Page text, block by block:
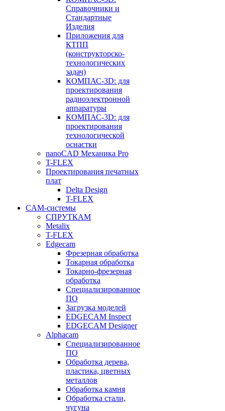
Справочники и
Стандартные
Изделия
Приложения для
КТПП
(конструкторско-
технологических
задач)
КОМПАС-3D: для
проектирования
радиоэлектронной
аппаратуры
КОМПАС-3D: для
проектирования
технологической
оснастки
nanoCAD Механика Pro
T-FLEX
Проектирования печатных
плат
Delta Design
T-FLEX
CAM-системы
СПРУТКAM
Metalix
T-FLEX
Edgecam
Фрезерная обработка
Токарная обработка
Токарно-фрезерная
обработка
Специализированное
ПО
Загрузка моделей
EDGECAM Inspect
EDGECAM Designer
Alphacam
Специализированное
ПО
Обработка дерева,
пластика, цветных
металлов
Обработка камня
Обработка стали,
чугуна